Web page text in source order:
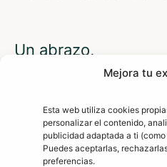
Mejora tu
Esta web utiliza cookies
personalizar el contenido,
publicidad adaptada a ti
Puedes aceptarlas,
preferencias.
Un abrazo,